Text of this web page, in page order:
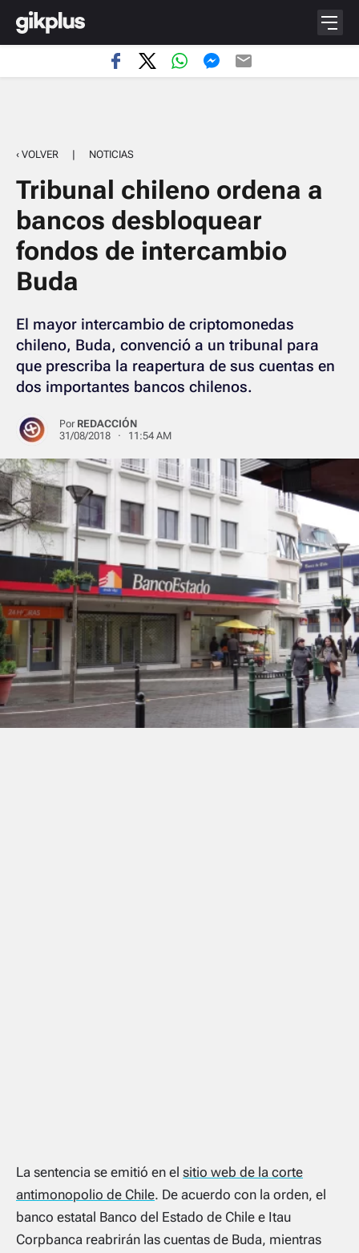
‹ VOLVER | NOTICIAS
Tribunal chileno ordena a
bancos desbloquear
fondos de intercambio
Buda
El mayor intercambio de criptomonedas
chileno, Buda, convenció a un tribunal para
que prescriba la reapertura de sus cuentas en
dos importantes bancos chilenos.
Por REDACCIÓN
31/08/2018 · 11:54 AM
La sentencia se emitió en el sitio web de la corte
antimonopolio de Chile. De acuerdo con la orden, el
banco estatal Banco del Estado de Chile e Itau
Corpbanca reabrirán las cuentas de Buda, mientras